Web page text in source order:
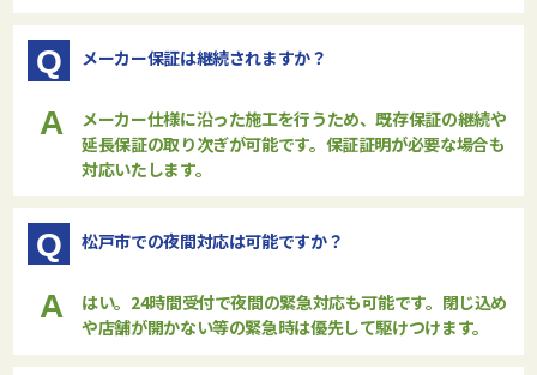
Q メーカー保証は継続されますか？
A
メーカー仕様に沿った施工を行うため、既存保証の継続や
延長保証の取り次ぎが可能です。保証証明が必要な場合も
対応いたします。
Q 松戸市での夜間対応は可能ですか？
A
はい。24時間受付で夜間の緊急対応も可能です。閉じ込め
や店舗が開かない等の緊急時は優先して駆けつけます。